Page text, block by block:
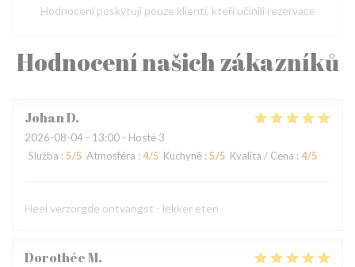
Hodnocení našich zákazníků
JohanD
2026-08-04 - 13:00 - Hosté 3
Služba : 5/5 Atmosféra : 4/5 Kuchyně : 5/5 Kvalita / Cena : 4/5
Heel verzorgde ontvangst - lekker eten
DorothéeM
Hodnocení poskytují pouze klienti, kteří učinili rezervace